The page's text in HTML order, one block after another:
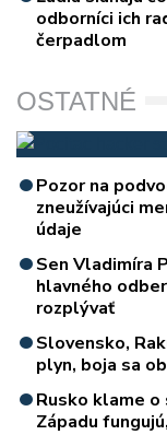
odborníci ich
čerpadlom
OSTATNÉ
Pozor na
zneužívajúci
údaje
Sen Vladimíra
hlavného
rozplývať
Slovensko,
plyn, boja sa
Rusko klame
Západu